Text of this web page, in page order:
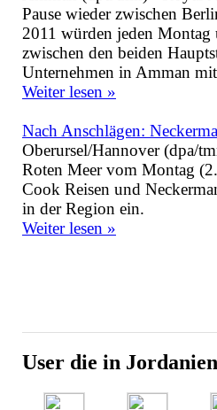
Pause wieder zwischen
2011 würden jeden
zwischen den beiden
Unternehmen in Amman
Weiter lesen »
Nach Anschlägen:
Oberursel/Hannover (dpa/
Roten Meer vom Montag
Cook Reisen und
in der Region ein.
Weiter lesen »
User die in